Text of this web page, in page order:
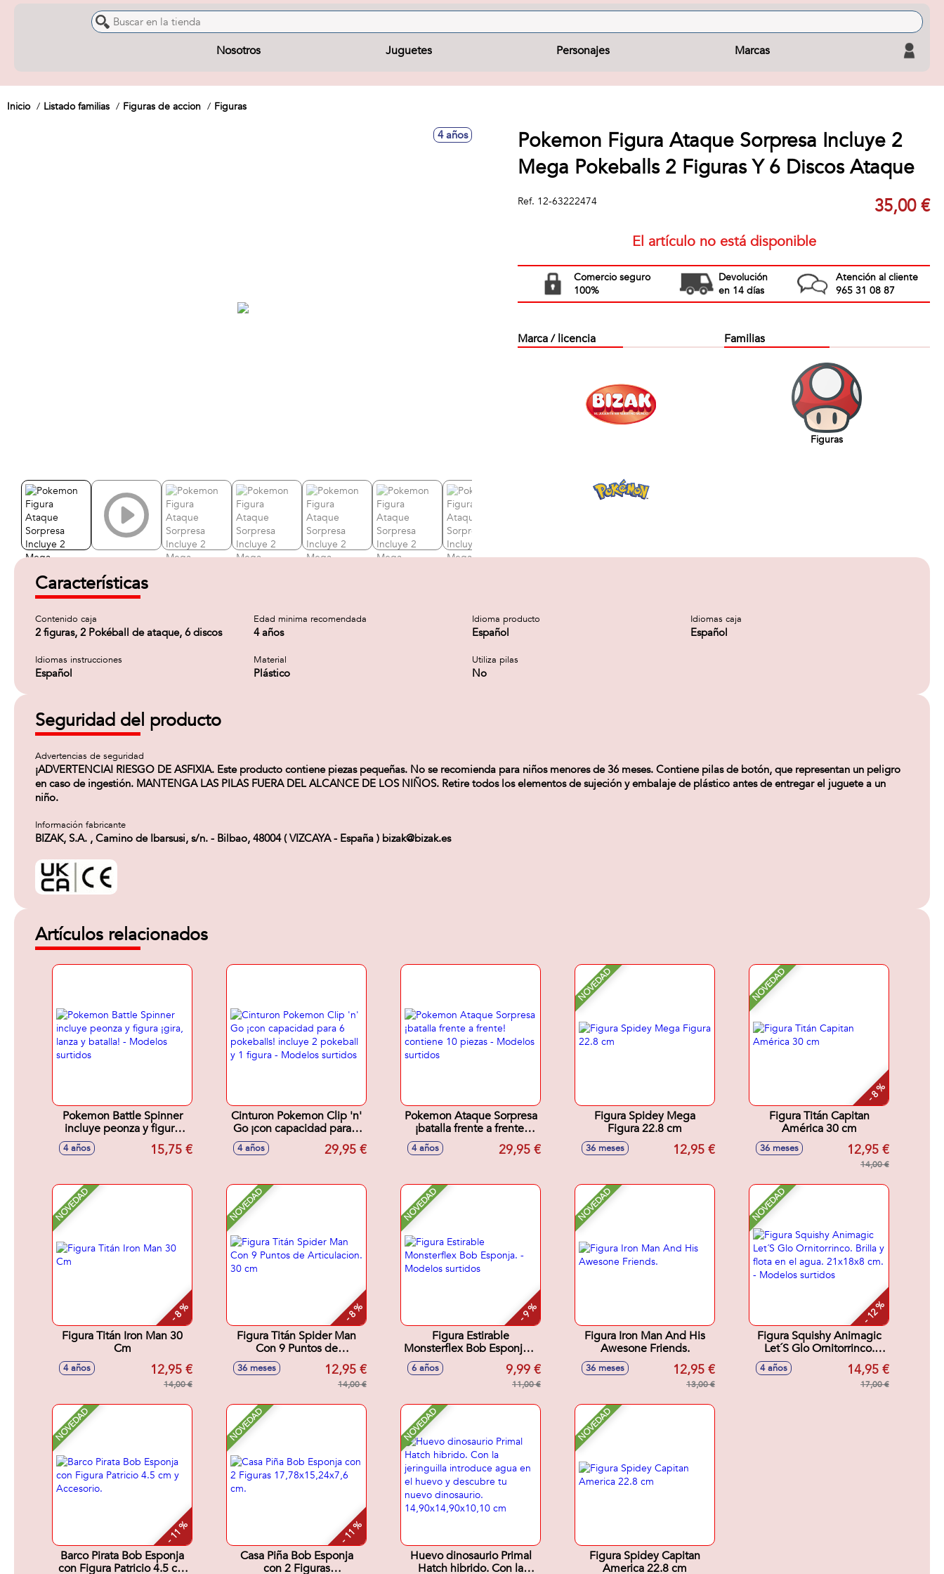
Nosotros Juguetes Personajes Marcas
Inicio Listado familias Figuras de accion Figuras
4 años
Pokemon Figura Ataque Sorpresa Incluye 2
Mega Pokeballs 2 Figuras Y 6 Discos Ataque
Ref. 12-63222474 35,00 €
El artículo no está disponible
Comercio seguro
100%
Devolución
en 14 días
Atención al cliente
965 31 08 87
Marca / licencia Familias
Figuras
Características
Contenido caja
2 figuras, 2 Pokéball de ataque, 6 discos
Edad minima recomendada
4 años
Idioma producto
Español
Idiomas caja
Español
Idiomas instrucciones
Español
Material
Plástico
Utiliza pilas
No
Seguridad del producto
Advertencias de seguridad
¡ADVERTENCIA! RIESGO DE ASFIXIA. Este producto contiene piezas pequeñas. No se recomienda para niños menores de 36 meses. Contiene pilas de botón, que representan un peligro
en caso de ingestión. MANTENGA LAS PILAS FUERA DEL ALCANCE DE LOS NIÑOS. Retire todos los elementos de sujeción y embalaje de plástico antes de entregar el juguete a un
niño.
Información fabricante
BIZAK, S.A. , Camino de Ibarsusi, s/n. - Bilbao, 48004 ( VIZCAYA - España ) bizak@bizak.es
Artículos relacionados
Pokemon Battle Spinner
incluye peonza y figura
¡gira, lanza y batalla! -
Modelos surtidos
4 años 15,75 €
Cinturon Pokemon Clip 'n'
Go ¡con capacidad para 6
pokeballs! incluye 2
pokeball y 1 figura -
4 años 29,95 €
Pokemon Ataque Sorpresa
¡batalla frente a frente!
contiene 10 piezas -
Modelos surtidos
4 años 29,95 €
NOVEDAD
Figura Spidey Mega
Figura 22.8 cm
36 meses 12,95 €
NOVEDAD
- 8 %
Figura Titán Capitan
América 30 cm
36 meses 12,95 €
14,00 €
NOVEDAD
- 8 %
Figura Titán Iron Man 30
Cm
4 años 12,95 €
14,00 €
NOVEDAD
- 8 %
Figura Titán Spider Man
Con 9 Puntos de
Articulacion. 30 cm
36 meses 12,95 €
14,00 €
NOVEDAD
- 9 %
Figura Estirable
Monsterflex Bob Esponja. -
Modelos surtidos
6 años 9,99 €
11,00 €
NOVEDAD
Figura Iron Man And His
Awesone Friends.
36 meses 12,95 €
13,00 €
NOVEDAD
- 12 %
Figura Squishy Animagic
Let´S Glo Ornitorrinco.
Brilla y flota en el agua.
21x18x8 cm. - Modelos
4 años 14,95 €
17,00 €
NOVEDAD
- 11 %
Barco Pirata Bob Esponja
con Figura Patricio 4.5 cm
NOVEDAD
- 11 %
Casa Piña Bob Esponja
con 2 Figuras
NOVEDAD
Huevo dinosaurio Primal
Hatch hibrido. Con la
NOVEDAD
Figura Spidey Capitan
America 22.8 cm